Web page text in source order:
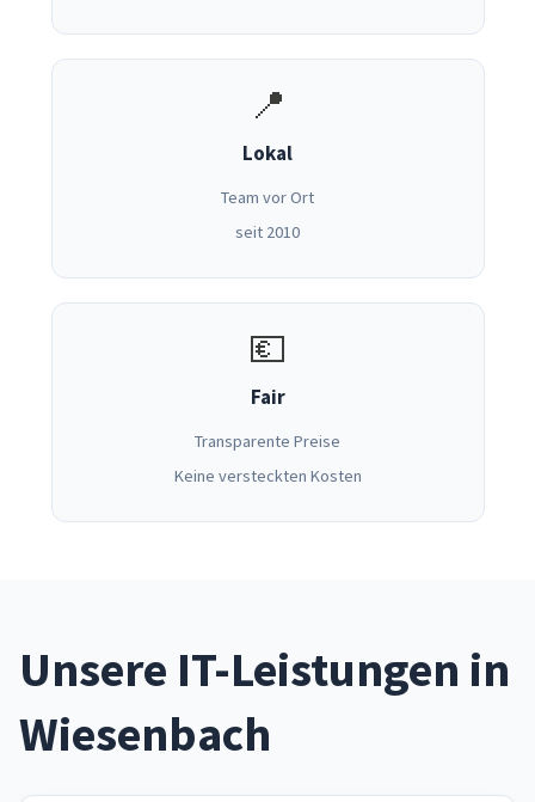
📍
Lokal
Team vor Ort
seit 2010
💶
Fair
Transparente Preise
Keine versteckten Kosten
Unsere IT-Leistungen in
Wiesenbach